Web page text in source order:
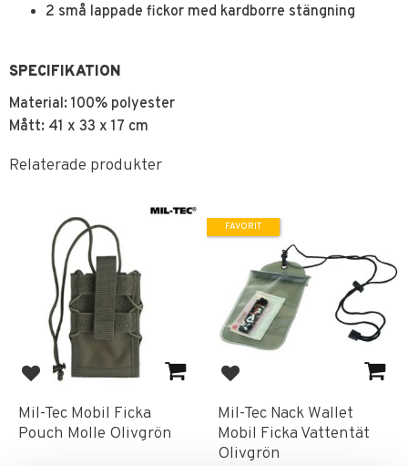
2 små lappade fickor med kardborre stängning
SPECIFIKATION
Material: 100% polyester
Mått: 41 x 33 x 17 cm
Relaterade produkter
Lägg till i favoriter
Mil-Tec Mobil Ficka
Pouch Molle Olivgrön
Lägg till i favoriter
Mil-Tec Nack Wallet
Mobil Ficka Vattentät
Olivgrön
FAVORIT